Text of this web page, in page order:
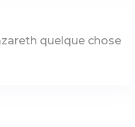
quelque chose